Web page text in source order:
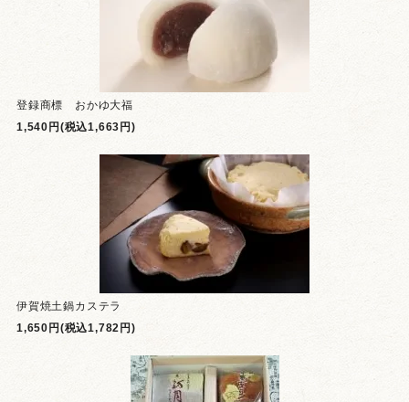
登録商標 おかゆ大福
1,540円(税込1,663円)
伊賀焼土鍋カステラ
1,650円(税込1,782円)